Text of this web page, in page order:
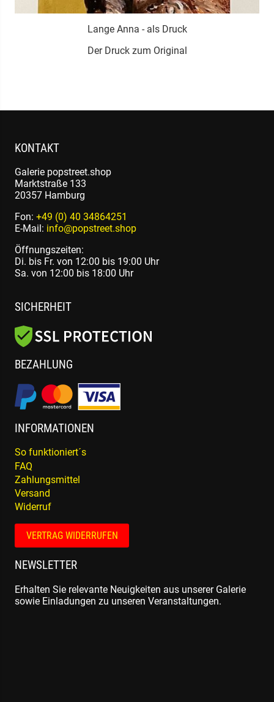
Lange Anna - als Druck
Der Druck zum Original
KONTAKT
Galerie popstreet.shop
Marktstraße 133
20357 Hamburg
Fon: +49 (0) 40 34864251
E-Mail: info@popstreet.shop
Öffnungszeiten:
Di. bis Fr. von 12:00 bis 19:00 Uhr
Sa. von 12:00 bis 18:00 Uhr
SICHERHEIT
BEZAHLUNG
INFORMATIONEN
So funktioniert´s
FAQ
Zahlungsmittel
Versand
Widerruf
VERTRAG WIDERRUFEN
NEWSLETTER
Erhalten Sie relevante Neuigkeiten aus unserer Galerie
sowie Einladungen zu unseren Veranstaltungen.